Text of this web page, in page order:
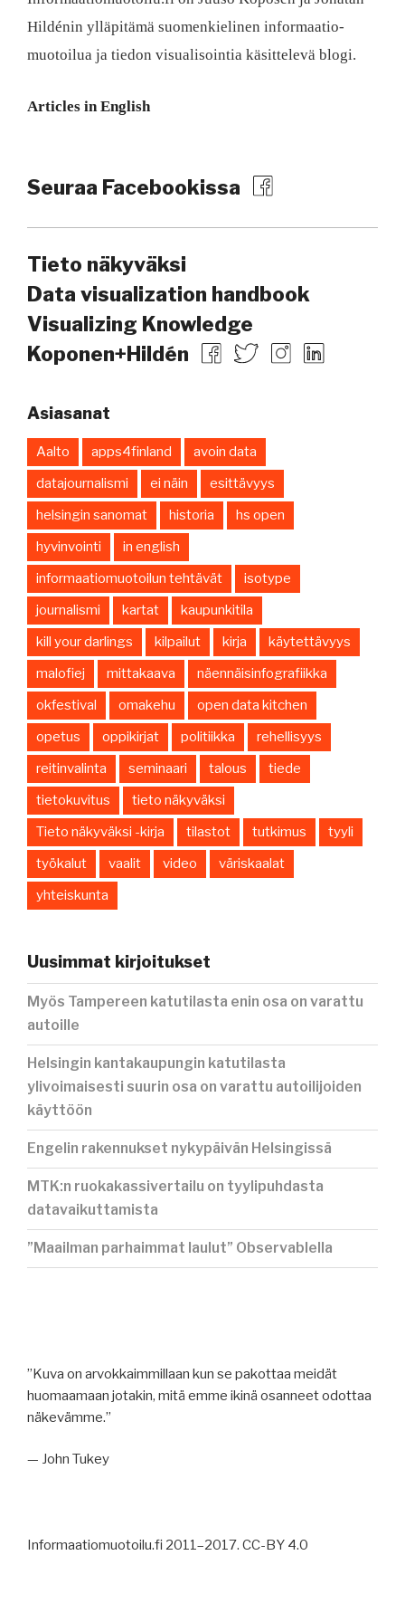
Hildénin ylläpitämä suomen­kielinen informaatio­
muotoilua ja tiedon visualisointia käsittelevä blogi.
Articles in English
Seuraa Facebookissa
Tieto näkyväksi
Data visualization handbook
Visualizing Knowledge
Koponen+Hildén
Asiasanat
Aalto apps4finland
avoin data
datajournalismi
ei näin
esittävyys
helsingin sanomat
historia
hs open
hyvinvointi
in english
informaatiomuotoilun tehtävät
isotype
journalismi
kartat
kaupunkitila
kill your darlings
kilpailut kirja
käytettävyys
malofiej
mittakaava
näennäisinfografiikka
okfestival
omakehu
open data kitchen
opetus
oppikirjat politiikka
rehellisyys
reitinvalinta
seminaari talous
tiede
tietokuvitus
tieto näkyväksi
Tieto näkyväksi -kirja
tilastot tutkimus
tyyli
työkalut
vaalit video
väriskaalat
yhteiskunta
Uusimmat kirjoitukset
Myös Tampereen katutilasta enin osa on varattu
autoille
Helsingin kantakaupungin katutilasta
ylivoimaisesti suurin osa on varattu autoilijoiden
käyttöön
Engelin rakennukset nykypäivän Helsingissä
MTK:n ruokakassivertailu on tyylipuhdasta
datavaikuttamista
”Maailman parhaimmat laulut” Observablella
”Kuva on arvokkaimmillaan kun se pakottaa meidät
huomaamaan jotakin, mitä emme ikinä osanneet odottaa
näkevämme.”
— John Tukey
Informaatiomuotoilu.fi 2011–2017. CC-BY 4.0